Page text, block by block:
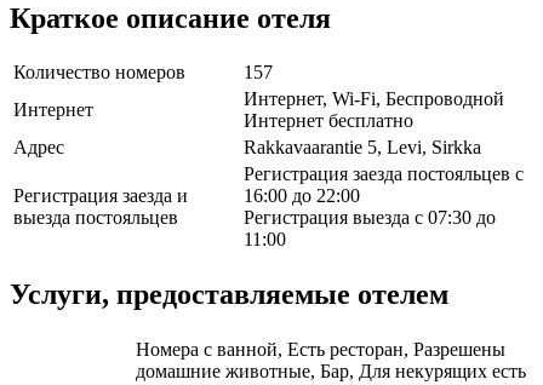
Краткое описание отеля
Количество номеров
157
Интернет
Интернет, Wi-Fi, Беспроводной
Интернет бесплатно
Адрес
Rakkavaarantie 5, Levi, Sirkka
Регистрация заезда и
выезда постояльцев
Регистрация заезда постояльцев с
16:00 до 22:00
Регистрация выезда с 07:30 до
11:00
Услуги, предоставляемые отелем
Номера с ванной, Есть ресторан, Разрешены
домашние животные, Бар, Для некурящих есть